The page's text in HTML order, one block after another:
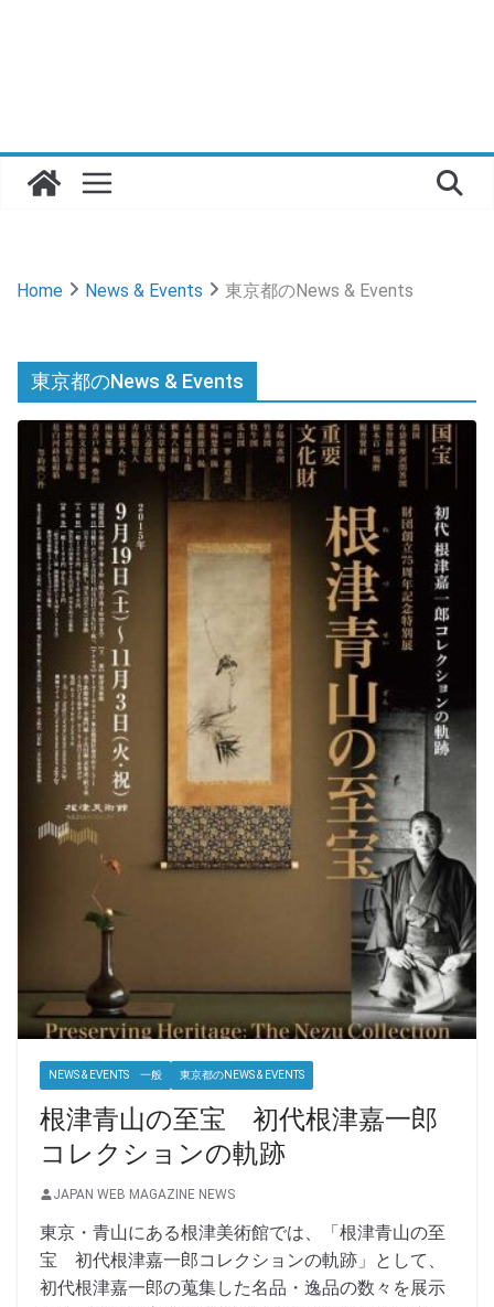
Home News & Events 東京都のNews & Events
東京都のNews & Events
NEWS & EVENTS 一般 東京都のNEWS & EVENTS
根津青山の至宝 初代根津嘉一郎
コレクションの軌跡
JAPAN WEB MAGAZINE NEWS
東京・青山にある根津美術館では、「根津青山の至
宝 初代根津嘉一郎コレクションの軌跡」として、
初代根津嘉一郎の蒐集した名品・逸品の数々を展示